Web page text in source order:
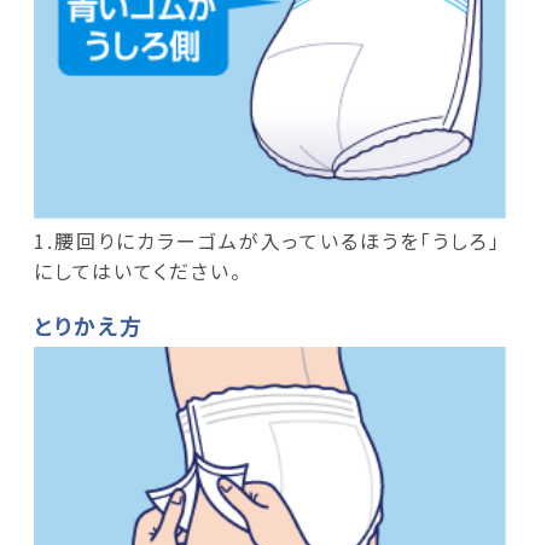
1.腰回りにカラーゴムが入っているほうを「うしろ」
にしてはいてください。
とりかえ方